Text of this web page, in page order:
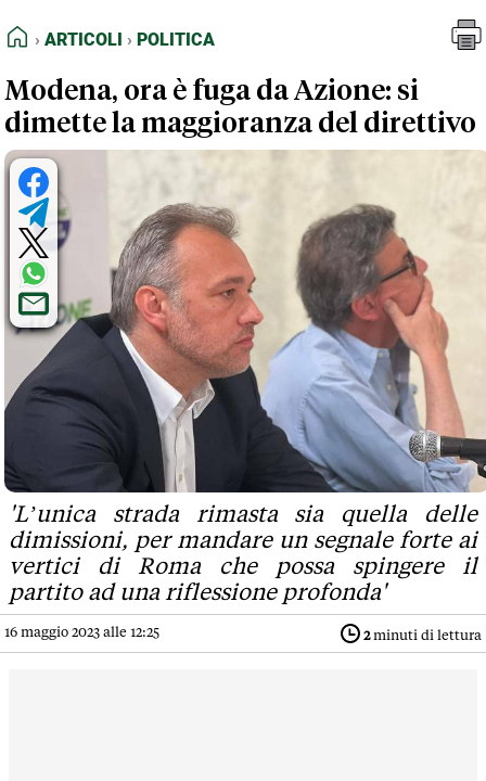
FEED RSS
NORMATIVE DEONTOLOGICHE
TERMINI e CONDIZIONI
HOME
ARTICOLI POLITICA
Modena, ora è fuga da Azione: si
dimette la maggioranza del direttivo
'L’unica strada rimasta sia quella delle
dimissioni, per mandare un segnale forte ai
vertici di Roma che possa spingere il
partito ad una riflessione profonda'
16 maggio 2023 alle 12:25 2minuti di lettura